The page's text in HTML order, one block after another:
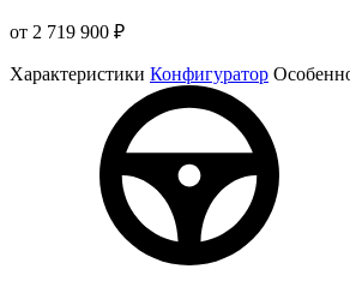
от 2 719 900 ₽
Характеристики Конфигуратор